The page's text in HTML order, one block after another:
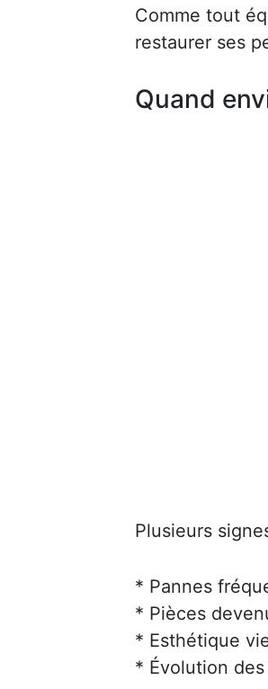
Comme tout
restaurer ses
Quand
Plusieurs
* Pannes
* Pièces
* Esthétique
* Évolution